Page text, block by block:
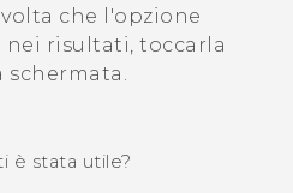
che l'opzione
nei risultati, toccarla
schermata.
è stata utile?